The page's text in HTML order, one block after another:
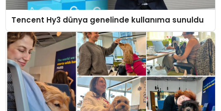
Tencent Hy3 dünya genelinde kullanıma sunuldu